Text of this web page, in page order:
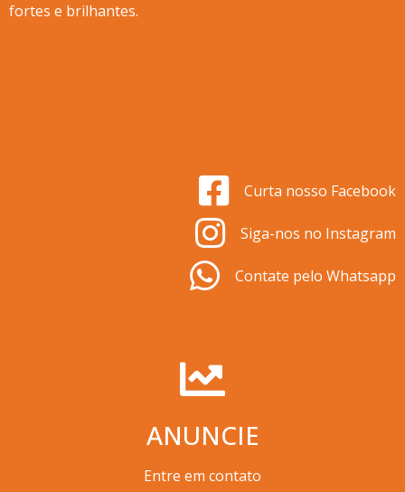
fortes e brilhantes.
Curta nosso Facebook
Siga-nos no Instagram
Contate pelo Whatsapp
ANUNCIE
Entre em contato